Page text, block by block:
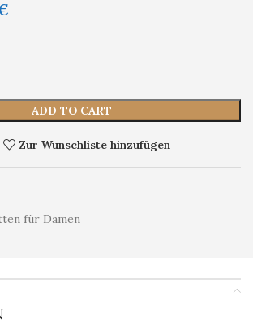
ADD TO CART
Zur Wunschliste hinzufügen
für Damen